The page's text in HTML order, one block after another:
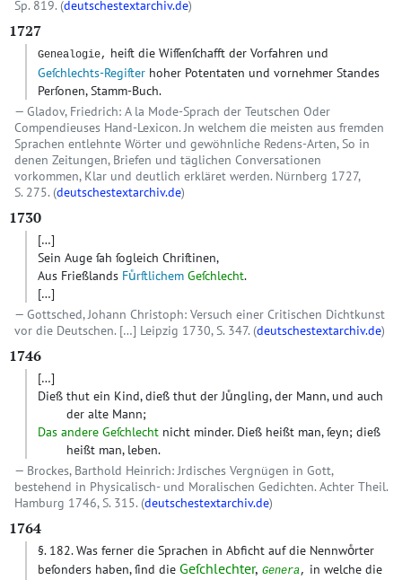
Sp. 819. (deutschestextarchiv.de)
1727
Genealogie, heiſt die Wiſſenſchafft der Vorfahren und
Geſchlechts-Regiſter hoher Potentaten und vornehmer Standes
Perſonen, Stamm-Buch.
Gladov, Friedrich: A la Mode-Sprach der Teutschen Oder
Compendieuses Hand-Lexicon. Jn welchem die meisten aus fremden
Sprachen entlehnte Wörter und gewöhnliche Redens-Arten, So in
denen Zeitungen, Briefen und täglichen Conversationen
vorkommen, Klar und deutlich erkläret werden. Nürnberg 1727,
S. 275. (deutschestextarchiv.de)
1730
[…]
Sein Auge ſah ſogleich Chriſtinen,
Aus Frießlands Fuͤrſtlichem Geſchlecht.
[…]
Gottsched, Johann Christoph: Versuch einer Critischen Dichtkunst
vor die Deutschen. […] Leipzig 1730, S. 347. (deutschestextarchiv.de)
1746
[…]
Dieß thut ein Kind, dieß thut der Juͤngling, der Mann, und auch
der alte Mann;
Das andere Geſchlecht nicht minder. Dieß heißt man, ſeyn; dieß
heißt man, leben.
Brockes, Barthold Heinrich: Jrdisches Vergnügen in Gott,
bestehend in Physicalisch- und Moralischen Gedichten. Achter Theil.
Hamburg 1746, S. 315. (deutschestextarchiv.de)
1764
§. 182. Was ferner die Sprachen in Abficht auf die Nennwoͤrter
beſonders haben, ſind die Geſchlechter, Genera, in welche die